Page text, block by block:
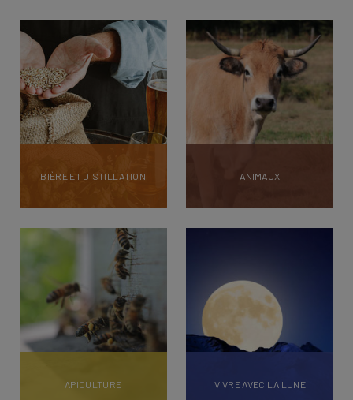
BIÈRE ET DISTILLATION ANIMAUX
APICULTURE VIVRE AVEC LA LUNE